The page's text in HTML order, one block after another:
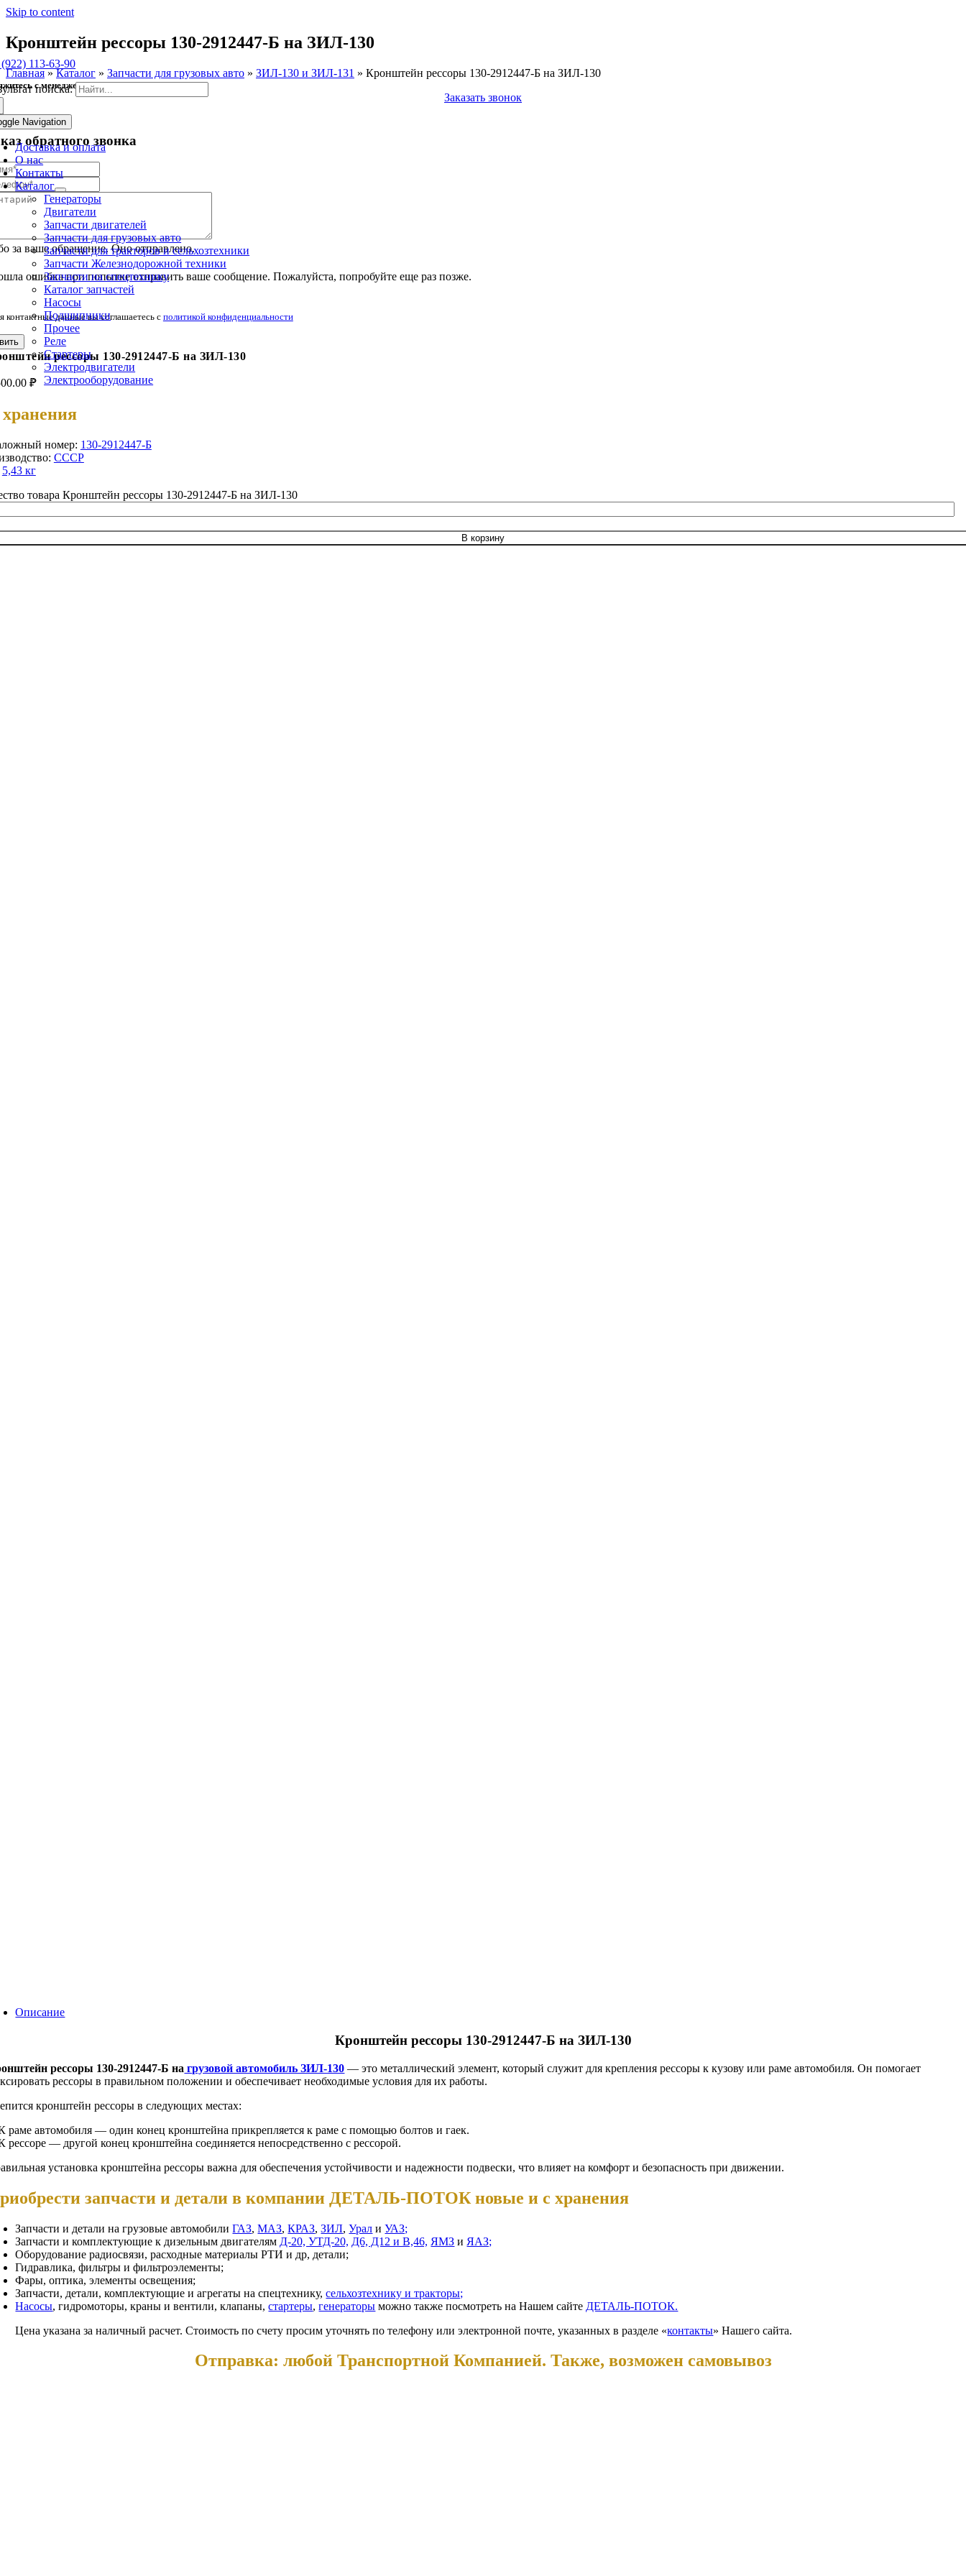
Skip to content
113-63-90
поиска:
Navigation
Доставка и оплата
О нас
Контакты
Каталог
Генераторы
Двигатели
Запчасти двигателей
Запчасти для грузовых авто
Запчасти для тракторов и сельхозтехники
Запчасти Железнодорожной техники
Запчасти на спецтехнику
Каталог запчастей
Насосы
Подшипники
Прочее
Реле
Стартеры
Электродвигатели
Электрооборудование
Кронштейн рессоры 130-2912447-Б на ЗИЛ-130
Главная»Каталог » Запчасти для грузовых авто » ЗИЛ-130 и ЗИЛ-131 » Кронштейн рессоры 130-2912447-Б на ЗИЛ-130
с менеджером
Заказать звонок
обратного звонка
за ваше обращение. Оно отправлено.
ошибка при попытке отправить ваше сообщение. Пожалуйста, попробуйте еще раз позже.
контактные данные вы соглашаетесь с политикой конфиденциальности
рессоры 130-2912447-Б на ЗИЛ-130
₽
номер: 130-2912447-Б
СССР
5,43 кг
товара Кронштейн рессоры 130-2912447-Б на ЗИЛ-130
В корзину
Описание
Кронштейн рессоры 130-2912447-Б на ЗИЛ-130
рессоры 130-2912447-Б на грузовой автомобиль ЗИЛ-130 — это металлический элемент, который служит для крепления рессоры к кузову или раме автомобиля. Он помогает
рессоры в правильном положении и обеспечивает необходимые условия для их работы.
кронштейн рессоры в следующих местах:
раме автомобиля — один конец кронштейна прикрепляется к раме с помощью болтов и гаек.
рессоре — другой конец кронштейна соединяется непосредственно с рессорой.
установка кронштейна рессоры важна для обеспечения устойчивости и надежности подвески, что влияет на комфорт и безопасность при движении.
запчасти и детали в компании ДЕТАЛЬ-ПОТОК новые и с хранения
Запчасти и детали на грузовые автомобилиГАЗ,МАЗ,КРАЗ,ЗИЛ,Урал иУАЗ;
Запчасти и комплектующие к дизельным двигателям Д-20, УТД-20, Д6, Д12 и В,46, ЯМЗ и ЯАЗ;
Оборудование радиосвязи, расходные материалы РТИ и др, детали;
Гидравлика, фильтры и фильтроэлементы;
Фары, оптика, элементы освещения;
Запчасти, детали, комплектующие и агрегаты на спецтехнику,сельхозтехнику и тракторы;
Насосы, гидромоторы, краны и вентили, клапаны,стартеры,генераторы можно также посмотреть на Нашем сайте ДЕТАЛЬ-ПОТОК.
Цена указана за наличный расчет. Стоимость по счету просим уточнять по телефону или электронной почте, указанных в разделе «контакты» Нашего сайта.
Отправка: любой Транспортной Компанией. Также, возможен самовывоз